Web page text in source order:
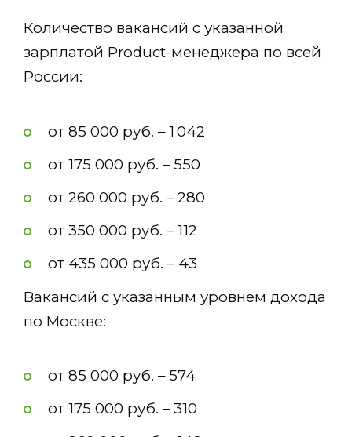
Количество вакансий с указанной
зарплатой Product-менеджера по всей
России:
от 85 000 руб. – 1 042
от 175 000 руб. – 550
от 260 000 руб. – 280
от 350 000 руб. – 112
от 435 000 руб. – 43
Вакансий с указанным уровнем дохода
по Москве:
от 85 000 руб. – 574
от 175 000 руб. – 310